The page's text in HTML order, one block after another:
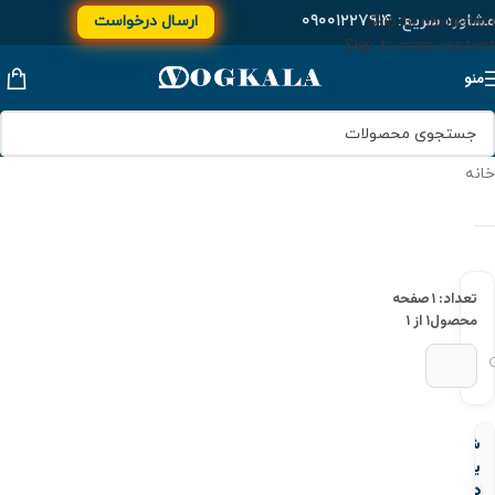
Skip to navigation
Skip to main content
مشاوره سریع:۰۹۰۰۱۲۲۷۹۱۴ ارسال درخواست
منو
خانه
تعداد: ۱
محصول
صفحه
۱ از ۱
شیر
یکطرفه